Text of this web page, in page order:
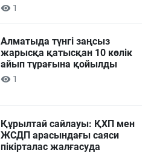
1
Алматыда түнгі заңсыз
жарысқа қатысқан 10 көлік
айып тұрағына қойылды
1
Құрылтай сайлауы: ҚХП мен
ЖСДП арасындағы саяси
пікірталас жалғасуда